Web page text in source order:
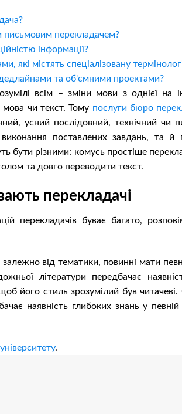
письмовим перекладачем?
інформації?
які містять спеціалізовану
та об'ємними проектами?
всім – зміни мови з однієї
мова чи текст. Тому послуги бюро
усний послідовний, технічний чи
поставлених завдань, та й
бути різними: комусь простіше
та довго переводити текст.
перекладачі
перекладачів буває багато,
залежно від тематики, повинні мати
літератури передбачає
його стиль зрозумілий був читачеві.
наявність глибоких знань у певній
.